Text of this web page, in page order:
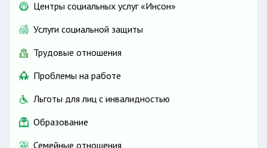
Выделение кредитов для владельцев
приусадебных участков
Льготные кредиты для развития
плодоовощеводства
Центры социальных услуг «Инсон»
Услуги социальной защиты
Трудовые отношения
Проблемы на работе
Льготы для лиц с инвалидностью
Образование
Семейные отношения